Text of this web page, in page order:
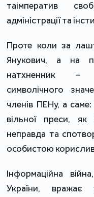
таімператив
адміністрації та
Проте коли за
Янукович, а на
натхненник –
символічного
членів ПЕНу, а
вільної преси, як
неправда та
особистою
Інформаційна
України, вражає